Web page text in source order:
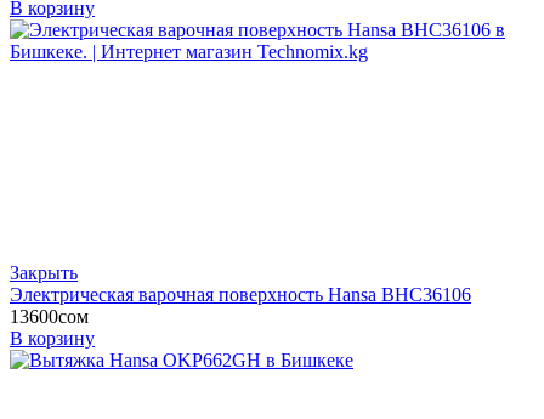
В корзину
Закрыть
Электрическая варочная поверхность Hansa BHC36106
13600сом
В корзину